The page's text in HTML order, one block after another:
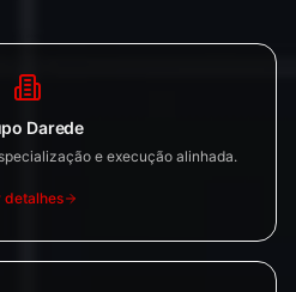
Darede
e execução alinhada.
detalhes